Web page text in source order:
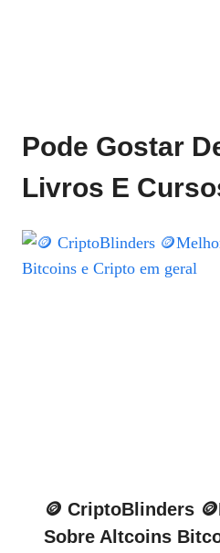
Pode Gostar
Livros E
🪙 CriptoBlinders
Sobre Altcoins